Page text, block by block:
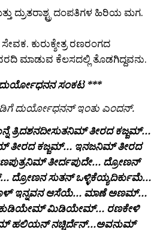
ದ್ರುತರಾಶ್ಟ್ರ ದಂಪತಿಗಳ ಹಿರಿಯ ಮಗ.
ಸೇವಕ. ಕುರುಕ್ಶೇತ್ರ ರಣರಂಗದ
ವರದಿ ಮಾಡುವ ಕೆಲಸದಲ್ಲಿ ತೊಡಗಿದ್ದವನು.
ಸಂಕಟ ***
ದುರ್ಯೋಧನನ್ ಇಂತು ಎಂದನ್.
ತ್ರಿದಶನದೀಸುತನಿಮ್ ತೀರದ ಕಜ್ಜಮ್…
ತೀರದ ಕಜ್ಜಮ್… ಇನಜನಿಮ್ ತೀರದ
ತೀರ್ದಪುದೇ… ದ್ರೋಣನ್
ದ್ರೋಣನ ಸುತನ್ ಒಳ್ಳಿಕೆಯ್ಯದಿರ್ಕುಮೆ…
ಇನ್ನವನ ಆಸೆಯೆ… ಮಾಣೆ ಅಣಮ್…
ಮಿಡಿಯೇಮ್… ರಣಕೇಳಿ
ಹಲಿಯನ್ ನಚ್ಚಿರ್ದೆನ್…ಅವನುಮ್